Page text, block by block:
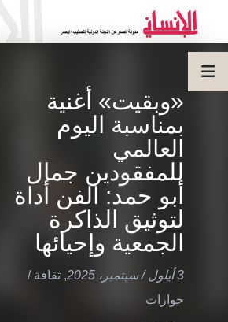
«وبقيت» أغنية
بمناسبة اليوم
العالمي
للمفقودين جمال
أبو حمد: الفن أداة
لتوثيق الذاكرة
الجمعية وإحيائها
3 أيلول / سبتمبر، 2025 , ثقافة /
حوارات